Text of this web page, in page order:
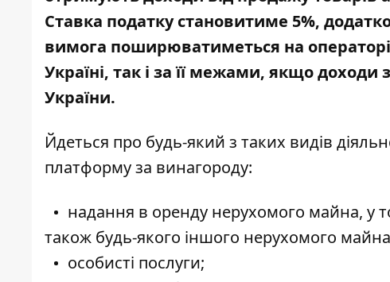
Ставка податку становитиме 5%,
вимога поширюватиметься на
Україні, так і за її межами, якщо
України.
Йдеться про будь-який з таких видів
платформу за винагороду:
надання в оренду нерухомого майна, у
також будь-якого іншого нерухомого
особисті послуги;